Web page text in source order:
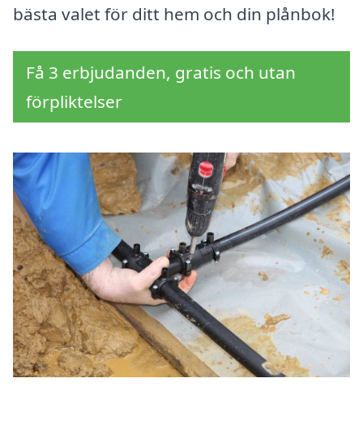
bästa valet för ditt hem och din plånbok!
Få 3 erbjudanden, gratis och utan
förpliktelser